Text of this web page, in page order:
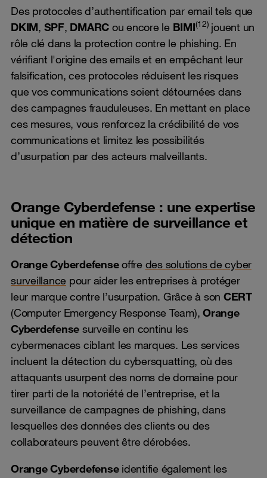
Des protocoles d’authentification par email tels que
DKIM, SPF, DMARC ou encore le BIMI(12) jouent un
rôle clé dans la protection contre le phishing. En
vérifiant l'origine des emails et en empêchant leur
falsification, ces protocoles réduisent les risques
que vos communications soient détournées dans
des campagnes frauduleuses. En mettant en place
ces mesures, vous renforcez la crédibilité de vos
communications et limitez les possibilités
d’usurpation par des acteurs malveillants.
Orange Cyberdefense : une expertise
unique en matière de surveillance et
détection
Orange Cyberdefenseoffre des solutions de cyber
surveillance pour aider les entreprises à protéger
leur marque contre l’usurpation. Grâce à son CERT
(Computer Emergency Response Team), Orange
Cyberdefense surveille en continu les
cybermenaces ciblant les marques. Les services
incluent la détection du cybersquatting, où des
attaquants usurpent des noms de domaine pour
tirer parti de la notoriété de l’entreprise, et la
surveillance de campagnes de phishing, dans
lesquelles des données des clients ou des
collaborateurs peuvent être dérobées.
Orange Cyberdefenseidentifie également les